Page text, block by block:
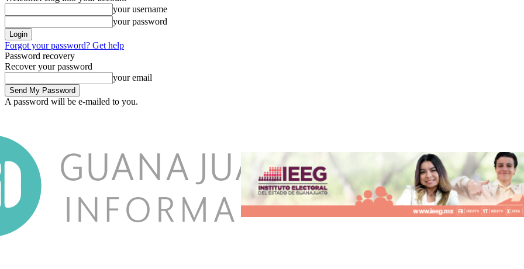
your username
your password
Forgot your password? Get help
Password recovery
Recover your password
your email
A password will be e-mailed to you.